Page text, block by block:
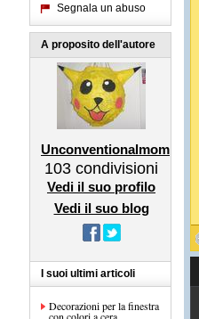
Segnala un abuso
A proposito dell'autore
Unconventionalmom
103 condivisioni
Vedi il suo profilo
Vedi il suo blog
I suoi ultimi articoli
Decorazioni per la finestra